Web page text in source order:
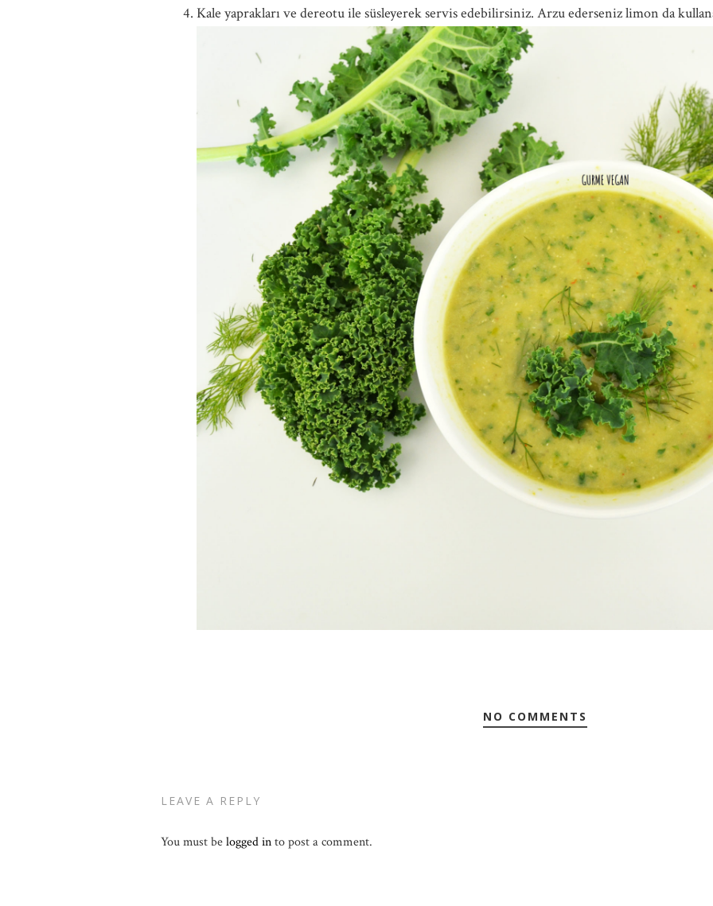
Kale yaprakları ve dereotu ile süsleyerek servis edebilirsiniz. Arzu ederseniz limon da
NO COMMENTS
LEAVE A REPLY
You must belogged into post a comment.